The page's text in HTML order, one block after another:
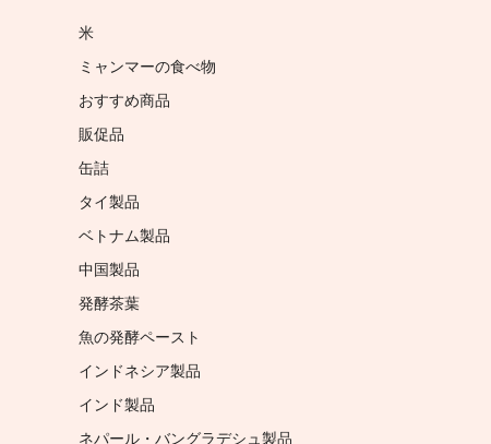
米
ミャンマーの食べ物
おすすめ商品
販促品
缶詰
タイ製品
ベトナム製品
中国製品
発酵茶葉
魚の発酵ペースト
インドネシア製品
インド製品
ネパール・バングラデシュ製品